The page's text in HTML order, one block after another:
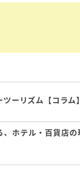
ーリズム【コラム
ホテル・百貨店